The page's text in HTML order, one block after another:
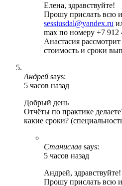
Елена, здравствуйте!
Прошу прислать всю
sessiusdal@yandex.ru
max по номеру +7
Анастасия
стоимость и сроки
Андрей says:
5 часов назад
Добрый день
Отчёты по практике
какие сроки?
Станислав says:
5 часов назад
Андрей, здравствуйте!
Прошу прислать всю